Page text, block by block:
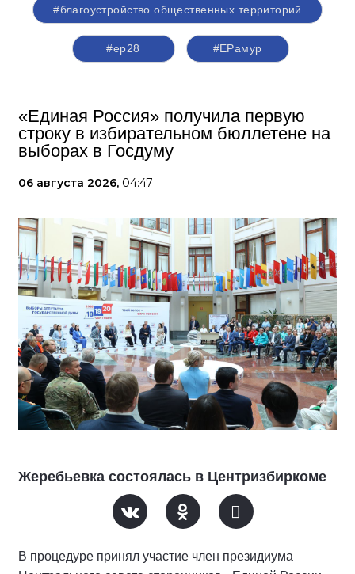
#благоустройство общественных территорий
#ер28 #ЕРамур
«Единая Россия» получила первую
строку в избирательном бюллетене на
выборах в Госдуму
06 августа 2026, 04:47
Жеребьевка состоялась в Центризбиркоме
В процедуре принял участие член президиума